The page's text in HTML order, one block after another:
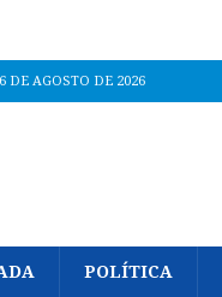
DE AGOSTO DE 2026
POLÍTICA